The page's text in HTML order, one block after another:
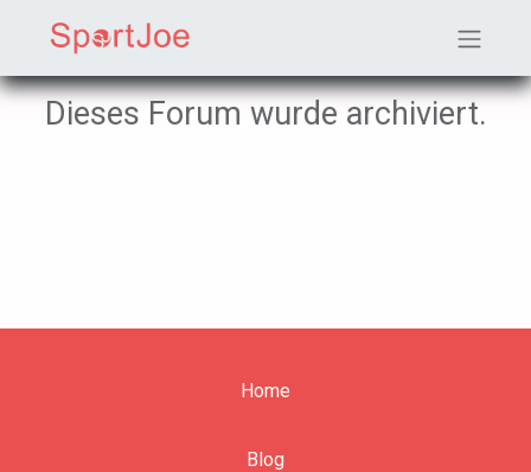
Dieses Forum wurde archiviert.
Ho​​​​me
Blog